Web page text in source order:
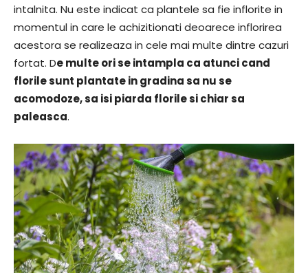
intalnita. Nu este indicat ca plantele sa fie inflorite in
momentul in care le achizitionati deoarece inflorirea
acestora se realizeaza in cele mai multe dintre cazuri
fortat. De multe ori se intampla ca atunci cand
florile sunt plantate in gradina sa nu se
acomodoze, sa isi piarda florile si chiar sa
paleasca.